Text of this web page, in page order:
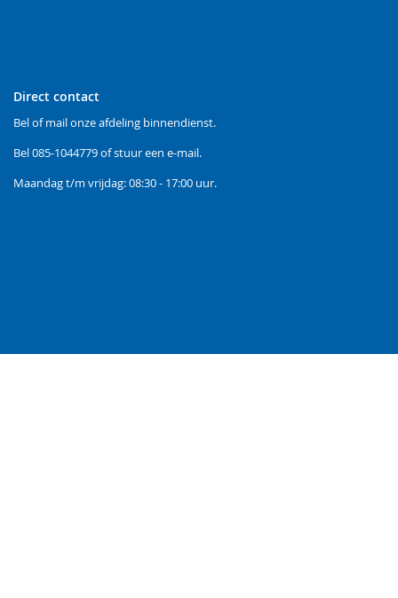
Direct contact
Bel of mail onze afdeling binnendienst.
Bel085-1044779of stuur een e-mail.
Maandag t/m vrijdag: 08:30 - 17:00 uur.